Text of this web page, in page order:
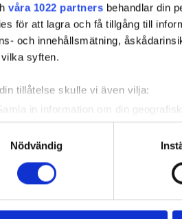
våra 1022 partners behandlar din
för att lagra och få tillgång till
och innehållsmätning,
syften.
tillåtelse skulle vi även vilja:
Samla in information om din
din enhet genom att aktivt
på mer om hur dina personliga
dra tillbaka ditt samtycke när som
medier och analysera vår trafik. Vi
Nödvändig